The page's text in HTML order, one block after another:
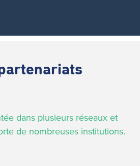
dans plusieurs réseaux et
de nombreuses institutions.